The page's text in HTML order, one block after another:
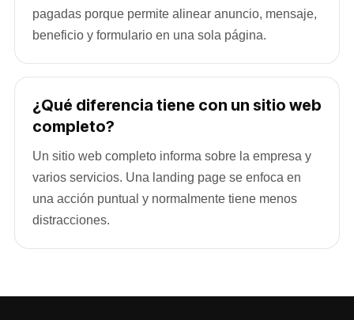
pagadas porque permite alinear anuncio, mensaje,
beneficio y formulario en una sola página.
¿Qué diferencia tiene con un sitio web
completo?
Un sitio web completo informa sobre la empresa y
varios servicios. Una landing page se enfoca en
una acción puntual y normalmente tiene menos
distracciones.